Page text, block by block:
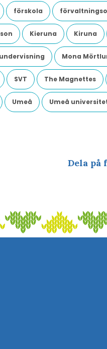
förskola
Kieruna Kiruna
Mona
SVT The Magnettes
Umeå Umeå
Dela på